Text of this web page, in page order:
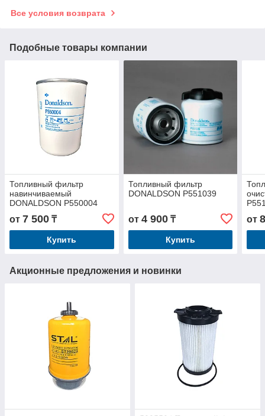
Все условия возврата
Подобные товары компании
Топливный фильтр
навинчиваемый
DONALDSON P550004
от 7 500 ₸
Купить
Топливный фильтр
DONALDSON P551039
от 4 900₸
Купить
от
Акционные предложения и новинки